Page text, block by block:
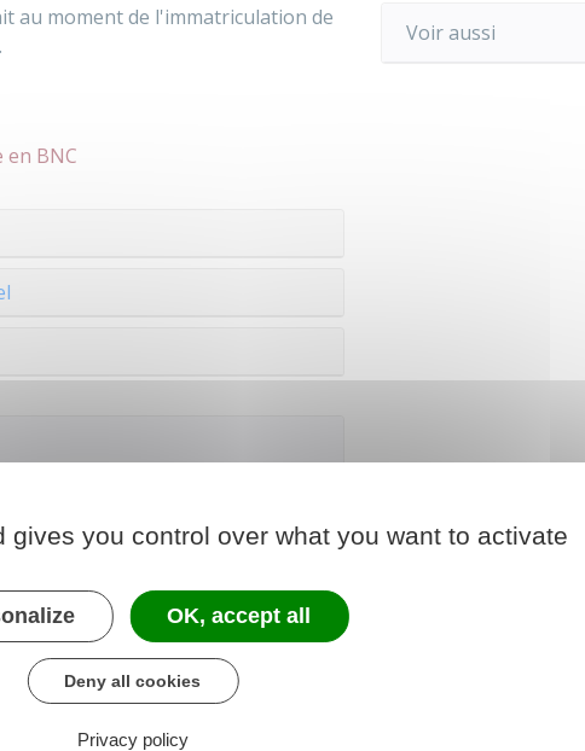
au moment de l'immatriculation de
BNC
Voir aussi
you control over what you want to activate
OK, accept all
Deny all cookies
Privacy policy